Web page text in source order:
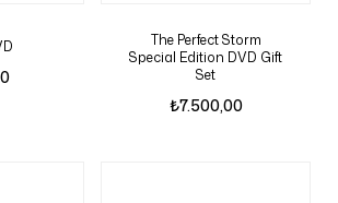
The Perfect Storm
Special Edition DVD Gift
Set
₺7.500,00